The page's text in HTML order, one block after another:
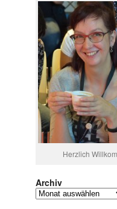
Herzlich
Archiv
Archiv